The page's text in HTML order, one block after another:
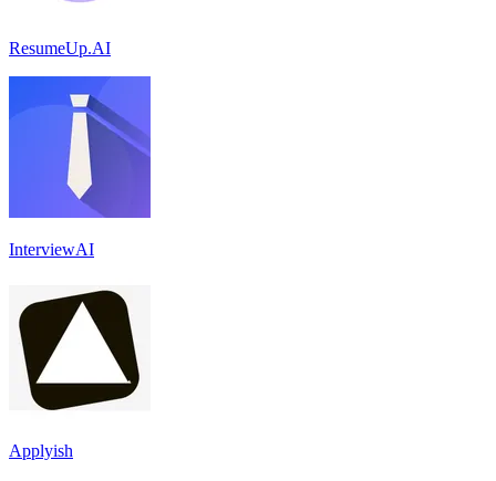
ResumeUp.AI
InterviewAI
Applyish